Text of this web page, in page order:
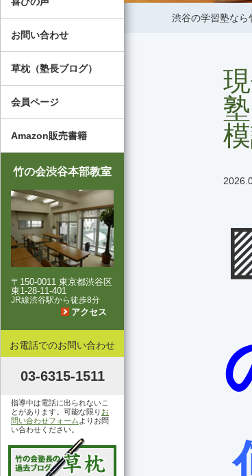
お問い合わせ
草枕（塾長ブログ）
会員ページ
Amazon販売書籍
竹の会渋谷本部教室
〒150-0011 東京都渋谷区
東1-28-11-401
JR線渋谷駅から徒歩8分
アクセス
お電話でのお問い合わせ
03-6315-1511
指導中は電話に出られないこ
とがあります。可能な限り お
問い合わせフォーム よりお問
い合わせください。
渋谷の学習塾なら